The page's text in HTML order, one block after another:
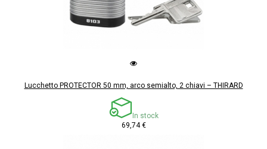
Lucchetto PROTECTOR 50 mm, arco semialto, 2 chiavi – THIRARD
In stock
69,74 €